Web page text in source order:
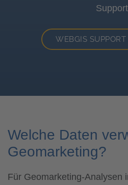
WEBGIS
Welche Daten
Geomarketing?
Für Geomarketing-Analysen